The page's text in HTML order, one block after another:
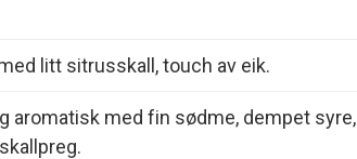
litt sitrusskall, touch av eik.
aromatisk med fin sødme, dempet syre,